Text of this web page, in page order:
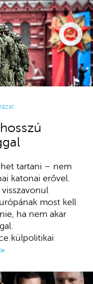
tartani – nem
katonai erővel.
most kell
ha nem akar
külpolitikai